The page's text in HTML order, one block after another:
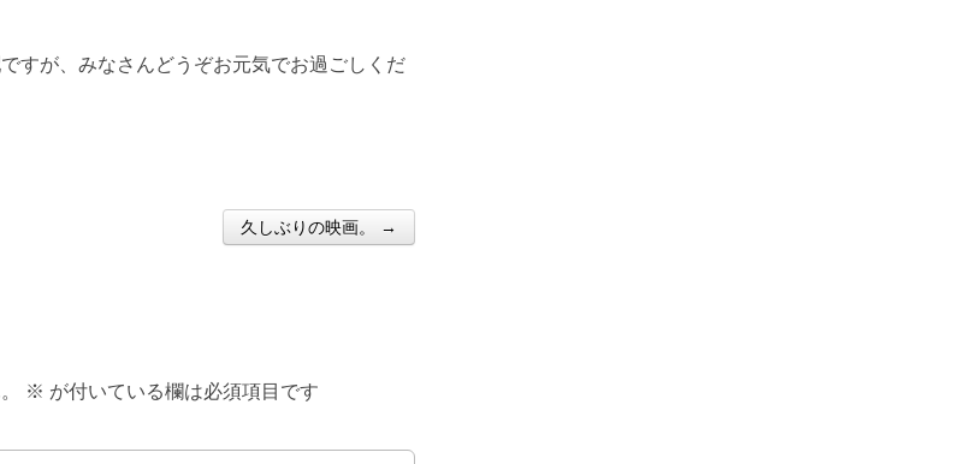
すが、みなさんどうぞお元気でお過ごしくだ
久しぶりの映画。 →
※ が付いている欄は必須項目です